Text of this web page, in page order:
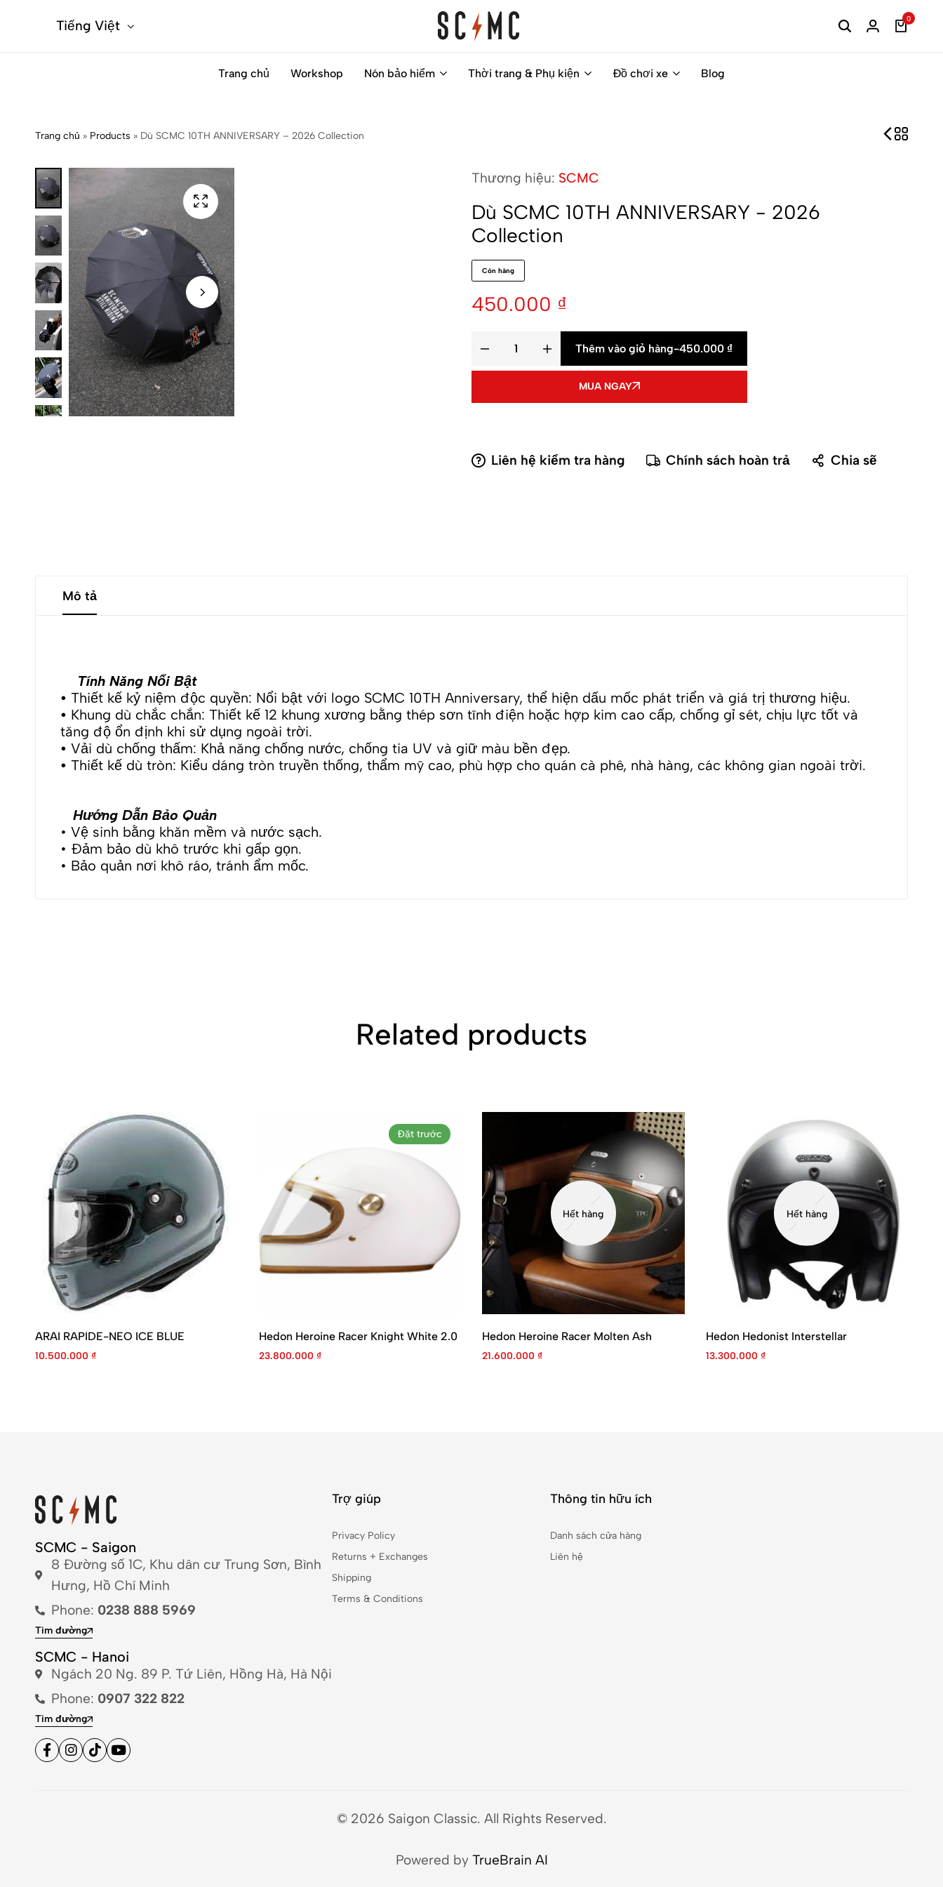
Tiếng Việt
Classic
you
motorbike
0
Trang chủ Workshop Nón bảo hiểm Thời trang & Phụ kiện Đồ chơi xe Blog
Trang chủ » Products » Dù SCMC 10TH ANNIVERSARY – 2026 Collection
Thương hiệu: SCMC
Dù SCMC 10TH ANNIVERSARY - 2026
Collection
Còn hàng
450.000 ₫
Thêm vào giỏ hàng-450.000 ₫
MUA NGAY
Liên hệ kiểm tra hàng Chính sách hoàn trả Chia sẽ
Mô tả
Tính Năng Nổi Bật
• Thiết kế kỷ niệm độc quyền: Nổi bật với logo SCMC 10TH Anniversary, thể hiện dấu mốc phát triển và giá trị thương hiệu.
• Khung dù chắc chắn: Thiết kế 12 khung xương bằng thép sơn tĩnh điện hoặc hợp kim cao cấp, chống gỉ sét, chịu lực tốt và
tăng độ ổn định khi sử dụng ngoài trời.
• Vải dù chống thấm: Khả năng chống nước, chống tia UV và giữ màu bền đẹp.
• Thiết kế dù tròn: Kiểu dáng tròn truyền thống, thẩm mỹ cao, phù hợp cho quán cà phê, nhà hàng, các không gian ngoài trời.
Hướng Dẫn Bảo Quản
• Vệ sinh bằng khăn mềm và nước sạch.
• Đảm bảo dù khô trước khi gấp gọn.
• Bảo quản nơi khô ráo, tránh ẩm mốc.
Related products
ARAI RAPIDE-NEO ICE BLUE
10.500.000 ₫
Đặt trước
Hedon Heroine Racer Knight White 2.0
23.800.000 ₫
Hết hàng
Hedon Heroine Racer Molten Ash
21.600.000 ₫
Hết hàng
Hedon Hedonist Interstellar
13.300.000 ₫
SCMC - Saigon
8 Đường số 1C, Khu dân cư Trung Sơn, Bình
Hưng, Hồ Chí Minh
Phone: 0238 888 5969
Tìm đường
SCMC - Hanoi
Ngách 20 Ng. 89 P. Tứ Liên, Hồng Hà, Hà Nội
Phone: 0907 322 822
Tìm đường
Trợ giúp
Privacy Policy
Returns + Exchanges
Shipping
Terms & Conditions
Thông tin hữu ích
Danh sách cửa hàng
Liên hệ
© 2026 Saigon Classic. All Rights Reserved.
Powered by TrueBrain AI